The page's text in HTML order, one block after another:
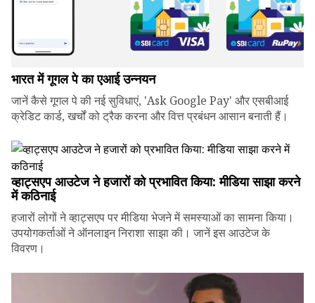
भारत में गूगल पे का एआई उन्नयन
जानें कैसे गूगल पे की नई सुविधाएं, 'Ask Google Pay' और एसबीआई
क्रेडिट कार्ड, खर्चों को ट्रैक करना और वित्त प्रबंधन आसान बनाती हैं।
व्हाट्सएप आउटेज ने हजारों को प्रभावित किया: मीडिया साझा करने
में कठिनाई
हजारों लोगों ने व्हाट्सएप पर मीडिया भेजने में समस्याओं का सामना किया।
उपयोगकर्ताओं ने ऑनलाइन निराशा साझा की। जानें इस आउटेज के
विवरण।